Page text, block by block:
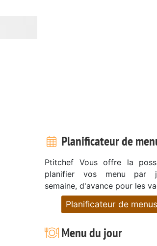
Planificateur de
Ptitchef Vous offre la
planifier vos menu par
semaine, d'avance pour les
Planificateur de menus
Menu du jour